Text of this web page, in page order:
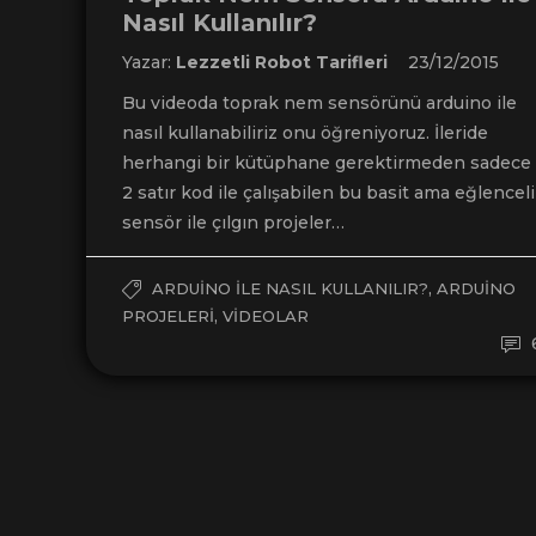
Nasıl Kullanılır?
Yazar: Lezzetli Robot Tarifleri
23/12/2015
Bu videoda toprak nem sensörünü arduino ile
nasıl kullanabiliriz onu öğreniyoruz. İleride
herhangi bir kütüphane gerektirmeden sadece
2 satır kod ile çalışabilen bu basit ama eğlenceli
sensör ile çılgın projeler…
ARDUINO ILE NASIL KULLANILIR?, ARDUINO
PROJELERI, VIDEOLAR